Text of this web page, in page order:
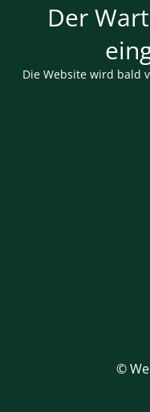
Der
Die Website wird bald
©